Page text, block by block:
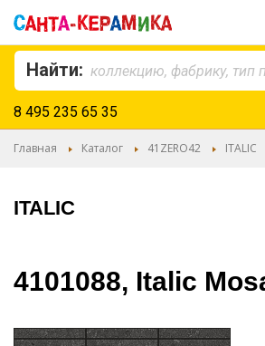
Найти:
8 495 235 65 35
Главная Каталог 41ZERO42 ITALIC
ITALIC
4101088, Italic